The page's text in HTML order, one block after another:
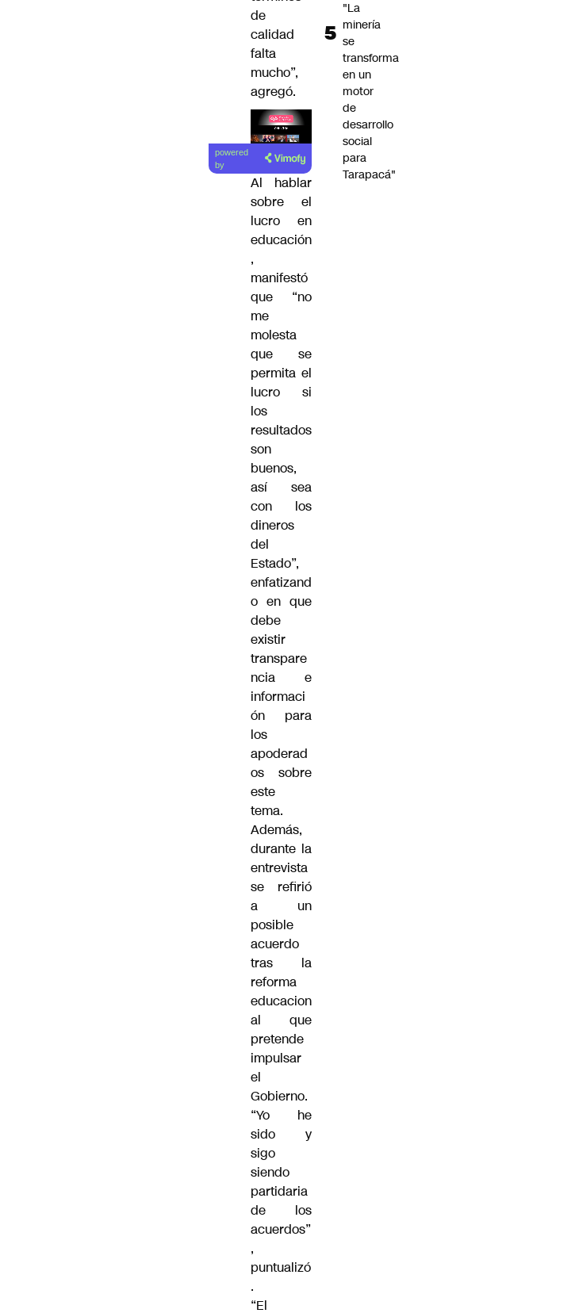
de
calidad
falta
mucho”,
agregó.
Lea el
artículo
powered
by
Al hablar
sobre el
lucro en
educación
,
manifestó
que “no
me
molesta
que se
permita el
lucro si
los
resultados
son
buenos,
así sea
con los
dineros
del
Estado”,
enfatizand
o en que
debe
existir
transpare
ncia e
informaci
ón para
los
apoderad
os sobre
este
tema.
Además,
durante la
entrevista
se refirió
a un
posible
acuerdo
tras la
reforma
educacion
al que
pretende
impulsar
el
Gobierno.
“Yo he
sido y
sigo
siendo
partidaria
de los
acuerdos”
,
puntualizó
.
“El
"La
minería
se
transforma
en un
motor
de
desarrollo
social
para
Tarapacá"